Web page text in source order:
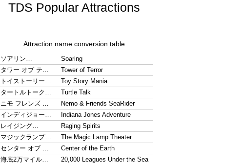
TDS Popular Attractions
Attraction name conversion table
ソアリン…
Soaring
タワー オブ テ…
Tower of Terror
トイストーリー…
Toy Story Mania
タートルトーク…
Turtle Talk
ニモ フレンズ …
Nemo & Friends SeaRider
インディジョー…
Indiana Jones Adventure
レイジング…
Raging Spirits
マジックランプ…
The Magic Lamp Theater
センター オブ …
Center of the Earth
海底2万マイル…
20,000 Leagues Under the Sea